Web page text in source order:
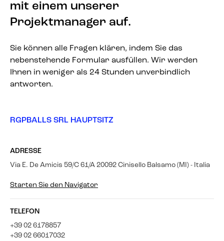
mit einem unserer
Projektmanager auf.
Sie können alle Fragen klären, indem Sie das
nebenstehende Formular ausfüllen. Wir werden
Ihnen in weniger als 24 Stunden unverbindlich
antworten.
RGPBALLS SRL HAUPTSITZ
ADRESSE
Via E. De Amicis 59/C 61/A 20092 Cinisello Balsamo (MI) - Italia
Starten Sie den Navigator
TELEFON
+39 02 6178857
+39 02 66017032